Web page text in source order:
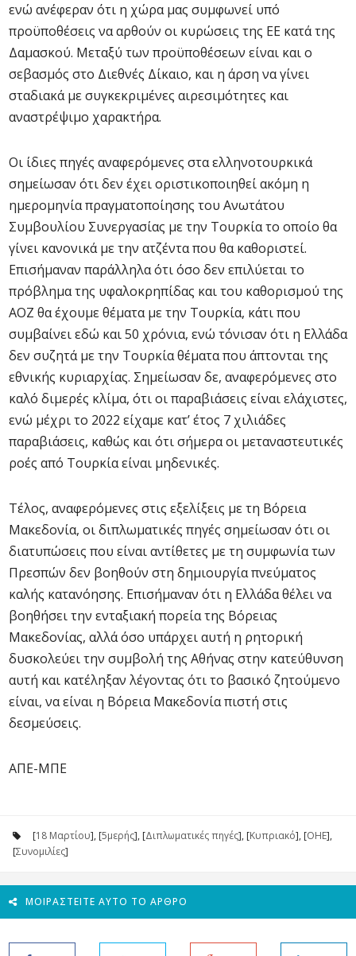
ενώ ανέφεραν ότι η χώρα μας συμφωνεί υπό
προϋποθέσεις να αρθούν οι κυρώσεις της ΕΕ κατά της
Δαμασκού. Μεταξύ των προϋποθέσεων είναι και ο
σεβασμός στο Διεθνές Δίκαιο, και η άρση να γίνει
σταδιακά με συγκεκριμένες αιρεσιμότητες και
αναστρέψιμο χαρακτήρα.
Οι ίδιες πηγές αναφερόμενες στα ελληνοτουρκικά
σημείωσαν ότι δεν έχει οριστικοποιηθεί ακόμη η
ημερομηνία πραγματοποίησης του Ανωτάτου
Συμβουλίου Συνεργασίας με την Τουρκία το οποίο θα
γίνει κανονικά με την ατζέντα που θα καθοριστεί.
Επισήμαναν παράλληλα ότι όσο δεν επιλύεται το
πρόβλημα της υφαλοκρηπίδας και του καθορισμού της
ΑΟΖ θα έχουμε θέματα με την Τουρκία, κάτι που
συμβαίνει εδώ και 50 χρόνια, ενώ τόνισαν ότι η Ελλάδα
δεν συζητά με την Τουρκία θέματα που άπτονται της
εθνικής κυριαρχίας. Σημείωσαν δε, αναφερόμενες στο
καλό διμερές κλίμα, ότι οι παραβιάσεις είναι ελάχιστες,
ενώ μέχρι το 2022 είχαμε κατ’ έτος 7 χιλιάδες
παραβιάσεις, καθώς και ότι σήμερα οι μεταναστευτικές
ροές από Τουρκία είναι μηδενικές.
Τέλος, αναφερόμενες στις εξελίξεις με τη Βόρεια
Μακεδονία, οι διπλωματικές πηγές σημείωσαν ότι οι
διατυπώσεις που είναι αντίθετες με τη συμφωνία των
Πρεσπών δεν βοηθούν στη δημιουργία πνεύματος
καλής κατανόησης. Επισήμαναν ότι η Ελλάδα θέλει να
βοηθήσει την ενταξιακή πορεία της Βόρειας
Μακεδονίας, αλλά όσο υπάρχει αυτή η ρητορική
δυσκολεύει την συμβολή της Αθήνας στην κατεύθυνση
αυτή και κατέληξαν λέγοντας ότι το βασικό ζητούμενο
είναι, να είναι η Βόρεια Μακεδονία πιστή στις
δεσμεύσεις.
ΑΠΕ-ΜΠΕ
[18 Μαρτίου], [5μερής], [Διπλωματικές πηγές], [Κυπριακό], [ΟΗΕ],
[Συνομιλίες]
ΜΟΙΡΑΣΤΕΊΤΕ ΑΥΤΌ ΤΟ ΆΡΘΡΟ